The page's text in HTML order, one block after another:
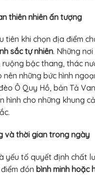
thiên nhiên ấn tượng
tiên khi chọn địa điểm
sắc tự nhiên. Những
bậc thang, thác
nên những bức hình
Ô Quy Hồ, bản Tả
hình cho những khung
và thời gian trong ngày
yếu tố quyết định chất
đón bình minh hoặc